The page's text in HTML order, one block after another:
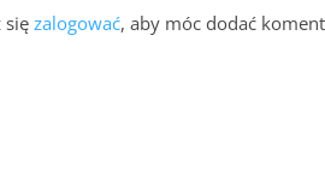
się zalogować, aby móc dodać